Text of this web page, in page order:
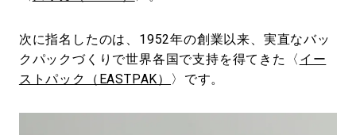
次に指名したのは、1952年の創業以来、実直なバッ
クパックづくりで世界各国で支持を得てきた〈 イー
ストパック（EASTPAK）
〉です。